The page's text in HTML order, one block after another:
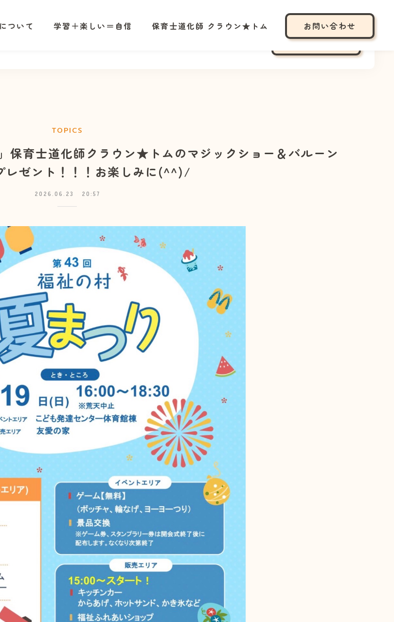
お問い合わせ
ついて 学習＋楽しい＝自信 保育士道化師 クラウン★トム お問い合わせ
TOPICS
育士道化師クラウン★トムのマジックショー＆バルーン
レゼント！！！お楽しみに(^^)/
2026.06.23 20:57